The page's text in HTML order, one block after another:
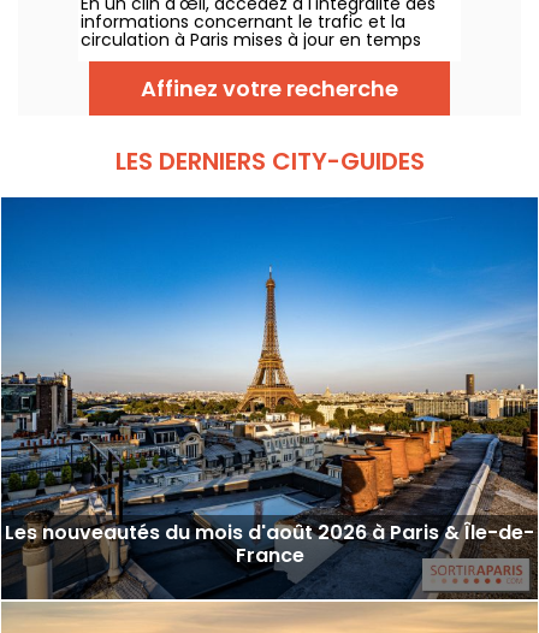
août 2026
informations concernant le trafic et la
circulation à Paris mises à jour en temps
réel. Metro RER et Transilien de la RATP,
travaux, circulation, grands évènements et
manifestations, on vous donne toutes les
informations pratiques à connaître avant de
Affinez votre recherche
LES DERNIERS CITY-GUIDES
Les nouveautés du mois d'août 2026 à Paris & Île-de-
France